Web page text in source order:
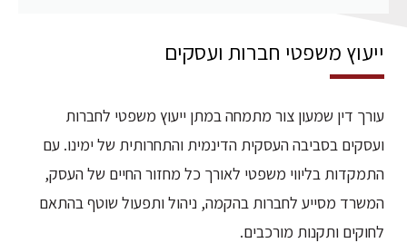
ייעוץ משפטי חברות ועסקים
עורך דין שמעון צור מתמחה במתן ייעוץ משפטי לחברות
ועסקים בסביבה העסקית הדינמית והתחרותית של ימינו. עם
התמקדות בליווי משפטי לאורך כל מחזור החיים של העסק,
המשרד מסייע לחברות בהקמה, ניהול ותפעול שוטף בהתאם
לחוקים ותקנות מורכבים.